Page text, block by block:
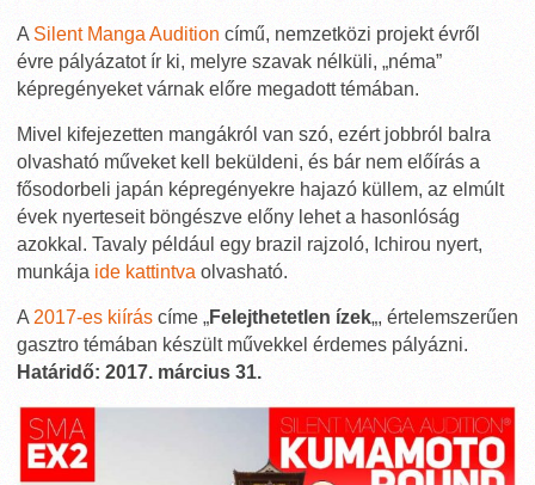
A Silent Manga Audition című, nemzetközi projekt évről
évre pályázatot ír ki, melyre szavak nélküli, „néma”
képregényeket várnak előre megadott témában.
Mivel kifejezetten mangákról van szó, ezért jobbról balra
olvasható műveket kell beküldeni, és bár nem előírás a
fősodorbeli japán képregényekre hajazó küllem, az elmúlt
évek nyerteseit böngészve előny lehet a hasonlóság
azokkal. Tavaly például egy brazil rajzoló, Ichirou nyert,
munkája ide kattintva olvasható.
A 2017-es kiírás címe „Felejthetetlen ízek„, értelemszerűen
gasztro témában készült művekkel érdemes pályázni.
Határidő: 2017. március 31.